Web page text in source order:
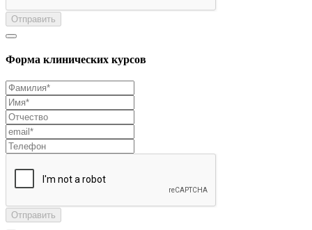
Отправить
Форма клинических курсов
Отправить